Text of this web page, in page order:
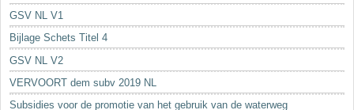
GSV NL V1
Bijlage Schets Titel 4
GSV NL V2
VERVOORT dem subv 2019 NL
Subsidies voor de promotie van het gebruik van de waterweg